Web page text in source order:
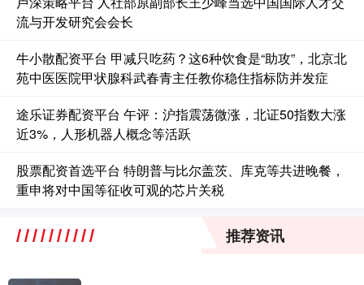
流与开发研究会会长
牛小散配资平台 甲减只吃药？这6种饮食是“助攻”，北京北
苑中医医院甲状腺科武春青主任教你稳住指标防并发症
途乐证券配资平台 午评：沪指震荡微涨，北证50指数大涨
近3%，人形机器人概念等活跃
股票配资首选平台 特朗普与比尔盖茨、库克等共进晚餐，
重申将对中国等征收可观的芯片关税
推荐资讯